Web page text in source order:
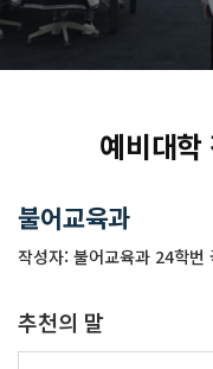
예비대학
불어교육과
작성자: 불어교육과 24학번
추천의 말